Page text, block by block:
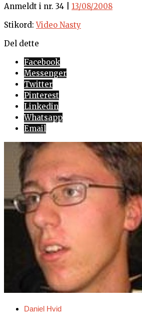
Anmeldt i nr. 34 | 13/08/2008
Stikord:Video Nasty
Del dette
Facebook
Messenger
Twitter
Pinterest
Linkedin
Whatsapp
Email
Daniel Hvid